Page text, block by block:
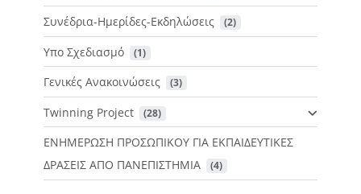
Συνέδρια-Ημερίδες-Εκδηλώσεις (2)
Υπο Σχεδιασμό (1)
Γενικές Ανακοινώσεις (3)
Twinning Project (28)
ΕΝΗΜΕΡΩΣΗ ΠΡΟΣΩΠΙΚΟΥ ΓΙΑ ΕΚΠΑΙΔΕΥΤΙΚΕΣ
ΔΡΑΣΕΙΣ ΑΠΟ ΠΑΝΕΠΙΣΤΗΜΙΑ
(4)